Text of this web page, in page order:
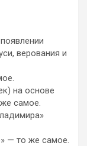
верования и
на основе
самое.
— то же самое.